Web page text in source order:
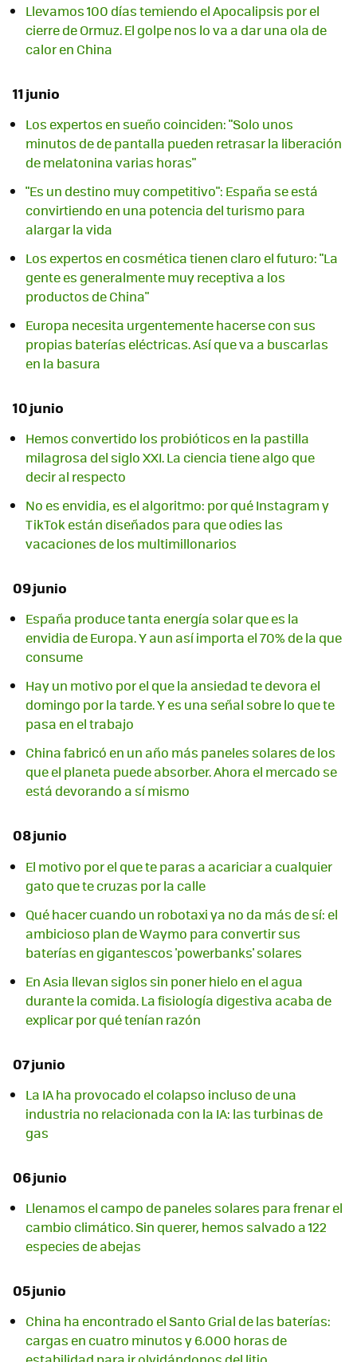
Llevamos 100 días temiendo el Apocalipsis por el
cierre de Ormuz. El golpe nos lo va a dar una ola de
calor en China
11 junio
Los expertos en sueño coinciden: "Solo unos
minutos de de pantalla pueden retrasar la liberación
de melatonina varias horas"
"Es un destino muy competitivo": España se está
convirtiendo en una potencia del turismo para
alargar la vida
Los expertos en cosmética tienen claro el futuro: "La
gente es generalmente muy receptiva a los
productos de China"
Europa necesita urgentemente hacerse con sus
propias baterías eléctricas. Así que va a buscarlas
en la basura
10 junio
Hemos convertido los probióticos en la pastilla
milagrosa del siglo XXI. La ciencia tiene algo que
decir al respecto
No es envidia, es el algoritmo: por qué Instagram y
TikTok están diseñados para que odies las
vacaciones de los multimillonarios
09 junio
España produce tanta energía solar que es la
envidia de Europa. Y aun así importa el 70% de la que
consume
Hay un motivo por el que la ansiedad te devora el
domingo por la tarde. Y es una señal sobre lo que te
pasa en el trabajo
China fabricó en un año más paneles solares de los
que el planeta puede absorber. Ahora el mercado se
está devorando a sí mismo
08 junio
El motivo por el que te paras a acariciar a cualquier
gato que te cruzas por la calle
Qué hacer cuando un robotaxi ya no da más de sí: el
ambicioso plan de Waymo para convertir sus
baterías en gigantescos 'powerbanks' solares
En Asia llevan siglos sin poner hielo en el agua
durante la comida. La fisiología digestiva acaba de
explicar por qué tenían razón
07 junio
La IA ha provocado el colapso incluso de una
industria no relacionada con la IA: las turbinas de
gas
06 junio
Llenamos el campo de paneles solares para frenar el
cambio climático. Sin querer, hemos salvado a 122
especies de abejas
05 junio
China ha encontrado el Santo Grial de las baterías:
cargas en cuatro minutos y 6.000 horas de